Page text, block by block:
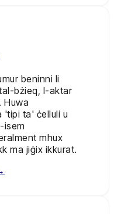
beninni li
bżieq, l-aktar
Huwa
'tipi ta' ċelluli u
isem
mhux
ma jiġix ikkurat.